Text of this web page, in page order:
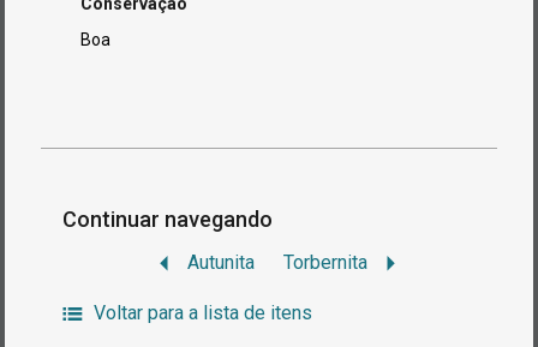
Boa
Continuar navegando
Autunita Torbernita
Voltar para a lista de itens